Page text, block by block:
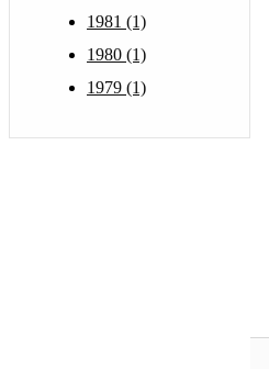
1981 (1)
1980 (1)
1979 (1)